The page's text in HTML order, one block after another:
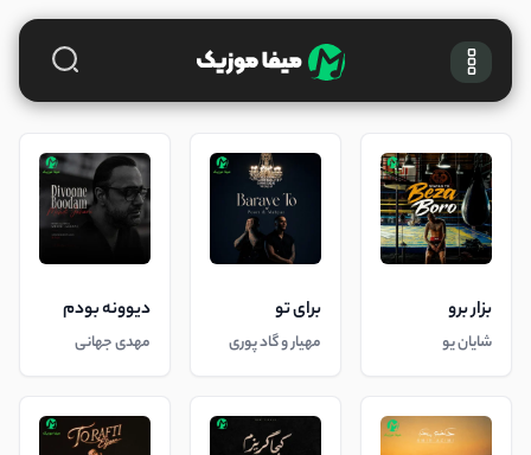
بزار برو
شایان یو
برای تو
مهیار و گاد پوری
دیوونه بودم
مهدی جهانی